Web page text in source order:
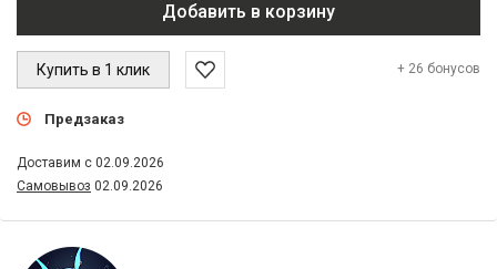
Предзаказ
Доставим с 02.09.2026
Самовывоз 02.09.2026
Добавить в корзину
Купить в 1 клик + 26 бонусов